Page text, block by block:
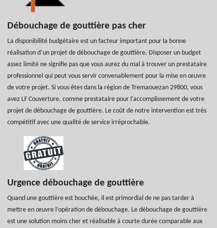
Débouchage de gouttière pas cher
La disponibilité budgétaire est un facteur important pour la bonne
réalisation d’un projet de débouchage de gouttière. Disposer un budget
assez limité ne signifie pas que vous aurez du mal à trouver un prestataire
professionnel qui peut vous servir convenablement pour la mise en œuvre
de votre projet. Si vous êtes dans la région de Tremaouezan 29800, vous
avez LF Couverture, comme prestataire pour l’accomplissement de votre
projet de débouchage de gouttière. Le coût de notre intervention est très
compétitif avec une qualité de service irréprochable.
Urgence débouchage de gouttière
Quand une gouttière est bouchée, il est primordial de ne pas tarder à
mettre en œuvre l’opération de débouchage. Le débouchage de gouttière
est une solution moins cher et réalisable à courte durée comparable aux